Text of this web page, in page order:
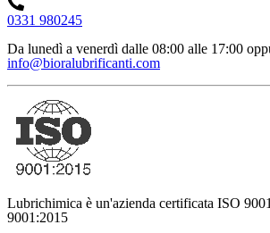
0331 980245
Da lunedì a venerdì dalle 08:00 alle 17:00
info@bioralubrificanti.com
Lubrichimica è un'azienda certificata ISO
9001:2015